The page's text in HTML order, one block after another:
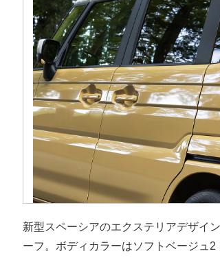
新型スペーシアのエクステリアデザイ
ーフ。ボディカラーはソフトベージュ2